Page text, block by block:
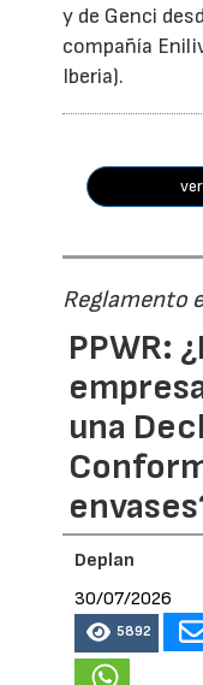
y de Genci
compañía
Iberia).
Reglamento
PPWR:
una
Deplan
30/07/2026
5892